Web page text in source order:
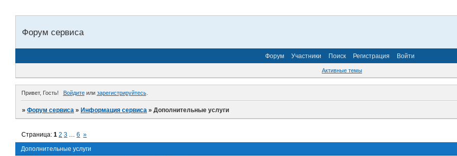
Форум сервиса
Форум Участники Поиск Регистрация Войти
Активные темы
Привет, Гость! Войдитеили зарегистрируйтесь.
»Форум сервиса »Информация сервиса »Дополнительные услуги
Дополнительные услуги
Страница:1 2 3 … 6 »